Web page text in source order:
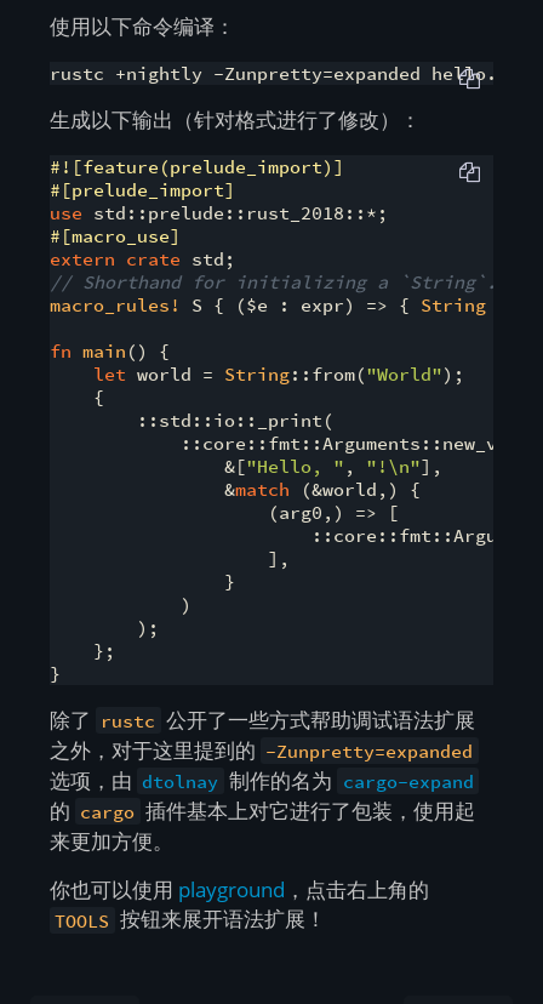
使用以下命令编译：
生成以下输出（针对格式进行了修改）：
#![feature(prelude_import)]
#[prelude_import]
use
#[macro_use]
extern crate
// Shorthand for initializing a `String`.
macro_rules!
S { ($e : expr) => { String ::
fn main () {
let world = String::from("World");
    {
        ::std::io::_print(
            ::core::fmt::Arguments::new_v1(
                &[
"Hello, " , "!\n"],
                &
match (&world,) {
                    (arg0,) => [
                    ],
                }
            )
        );
    };
}
除了 rustc 公开了一些方式帮助调试语法扩展
之外，对于这里提到的 -Zunpretty=expanded
选项，由 dtolnay 制作的名为 cargo-expand
的 cargo 插件基本上对它进行了包装，使用起
来更加方便。
你也可以使用 playground ，点击右上角的
TOOLS 按钮来展开语法扩展！